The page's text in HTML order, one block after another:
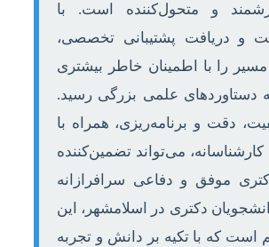
و متحول‌کننده است. با
و دریافت پشتیبانی تخصصی،
را با اطمینان خاطر بیشتری
دستاوردهای علمی بزرگی رسید.
دقت و برنامه‌ریزی، همراه با
کارشناسانه، می‌تواند تضمین‌کننده
موفق و دفاعی سرافرازانه
دکتری در اسلامشهر، این
که با تکیه بر دانش و تجربه